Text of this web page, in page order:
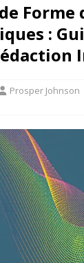
Forme
:
Prosper Johnson